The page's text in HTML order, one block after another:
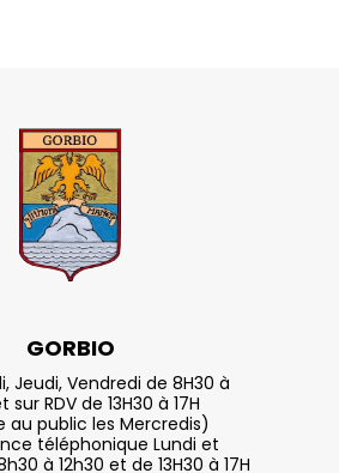
GORBIO
Jeudi, Vendredi de 8H30 à
sur RDV de 13H30 à 17H
au public les Mercredis)
téléphonique Lundi et
à 12h30 et de 13H30 à 17H